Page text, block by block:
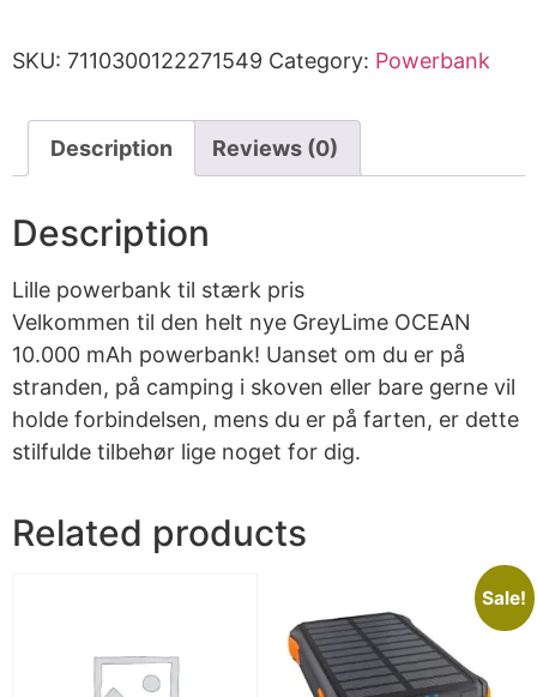
SKU: 7110300122271549 Category: Powerbank
Description Reviews (0)
Description
Lille powerbank til stærk pris
Velkommen til den helt nye GreyLime OCEAN
10.000 mAh powerbank! Uanset om du er på
stranden, på camping i skoven eller bare gerne vil
holde forbindelsen, mens du er på farten, er dette
stilfulde tilbehør lige noget for dig.
Related products
Sale!